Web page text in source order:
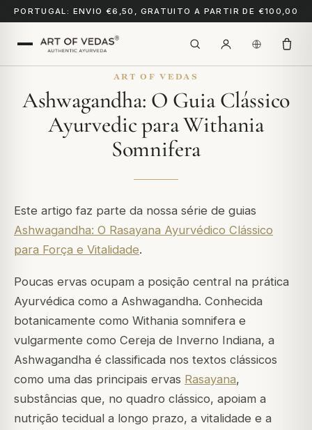
PORTUGAL: ENVIO €6,50, GRATUITO A PARTIR DE €100,00
ART OF VEDAS
Ashwagandha: O Guia Clássico
Ayurvedic para Withania
Somnifera
Este artigo faz parte da nossa série de guias
Ashwagandha: O Rasayana Ayurvédico Clássico
para Força e Vitalidade.
Poucas ervas ocupam a posição central na prática
Ayurvédica como a Ashwagandha. Conhecida
botanicamente como Withania somnifera e
vulgarmente como Cereja de Inverno Indiana, a
Ashwagandha é classificada nos textos clássicos
como uma das principais ervas Rasayana,
substâncias que, no quadro clássico, apoiam a
nutrição tecidual a longo prazo, a vitalidade e a